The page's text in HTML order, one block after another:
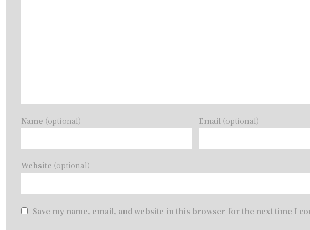
Name (optional) Email (optional)
Website (optional)
Save my name, email, and website in this browser for the next time I